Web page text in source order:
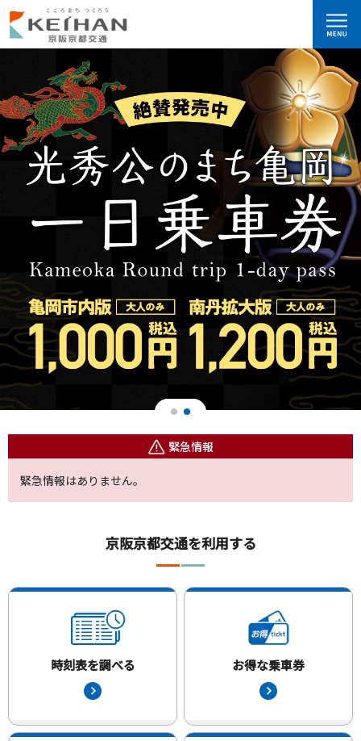
緊急情報
緊急情報はありません。
京阪京都交通を利用する
時刻表を調べる お得な乗車券